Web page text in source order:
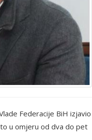
Federacije BiH izjavio
u omjeru od dva do pet